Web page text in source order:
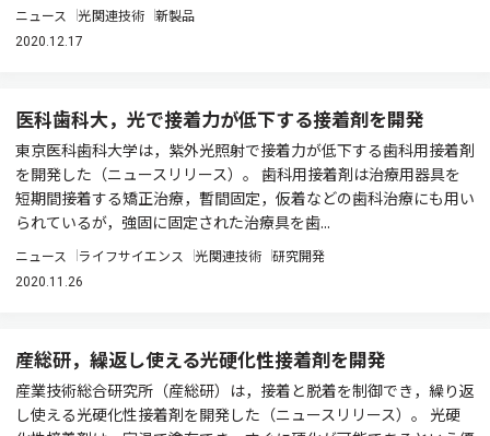
ニュース 光関連技術 新製品
2020.12.17
医科歯科大，光で接着力が低下する接着剤を開発
東京医科歯科大学は，紫外光照射で接着力が低下する歯科用接着剤
を開発した（ニュースリリース）。 歯科用接着剤は治療用器具を
短期間接着する矯正治療，暫間固定，仮着などの歯科治療にも用い
られているが，強固に固定された治療具を歯...
ニュース ライフサイエンス 光関連技術 研究開発
2020.11.26
産総研，繰返し使える光硬化性接着剤を開発
産業技術総合研究所（産総研）は，接着と脱着を制御でき，繰り返
し使える光硬化性接着剤を開発した（ニュースリリース）。 光硬